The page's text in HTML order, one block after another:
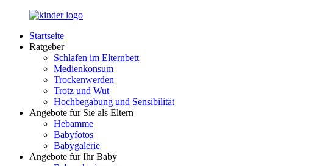
Zurück
Inhalt
LuckyKids.de
Das
Nachwuchs
Startseite
Ratgeber
Schlafen im Elternbett
Medienkonsum
Trockenwerden
Trotz und Wut
Hochbegabung und Sensibilität
Angebote für Sie als Eltern
Hebamme
Babyfotos
Babygalerie
Angebote für Ihr Baby